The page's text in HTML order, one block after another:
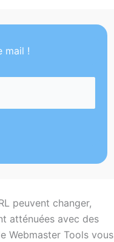
mail !
peuvent changer,
atténuées avec des
Webmaster Tools vous